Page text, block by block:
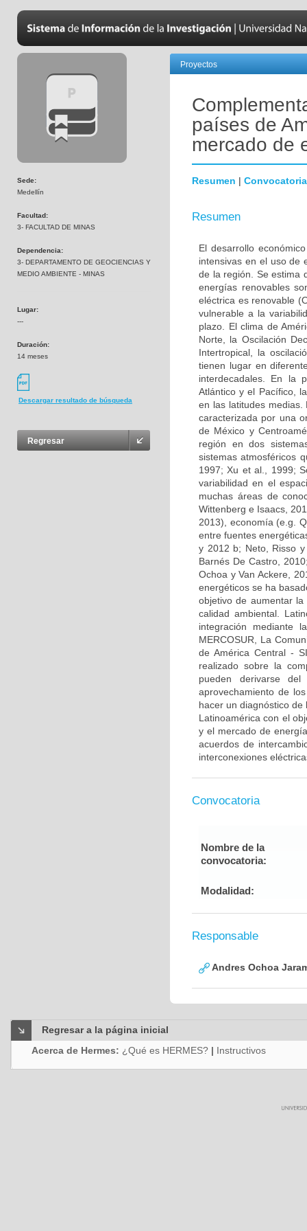
Sede:
Medellín
Facultad:
3- FACULTAD DE MINAS
Dependencia:
3- DEPARTAMENTO DE GEOCIENCIAS Y
MEDIO AMBIENTE - MINAS
Lugar:
---
Duración:
14 meses
Descargar resultado de búsqueda
Regresar
Proyectos
países de
mercado de
Resumen | Convocatoria
Resumen
El desarrollo
intensivas en el uso de
de la región. Se estima
energías renovables
eléctrica es renovable
vulnerable a la
plazo. El clima de
Norte, la Oscilación
Intertropical, la
tienen lugar en
interdecadales. En la
Atlántico y el Pacífico,
en las latitudes
caracterizada por una
de México y
región en dos
sistemas atmosféricos
1997; Xu et al., 1999;
variabilidad en el
muchas áreas de
Wittenberg e Isaacs,
2013), economía (e.g.
entre fuentes
y 2012 b; Neto, Risso
Barnés De Castro,
Ochoa y Van Ackere,
energéticos se ha
objetivo de aumentar
calidad ambiental.
integración mediante
MERCOSUR, La
de América Central -
realizado sobre la
pueden derivarse
aprovechamiento de
hacer un diagnóstico
Latinoamérica con el
y el mercado de
acuerdos de
interconexiones
Convocatoria
Nombre de la
convocatoria:
Modalidad:
Responsable
Andres Ochoa
Regresar a la página inicial
Acerca de Hermes: ¿Qué es HERMES? | Instructivos